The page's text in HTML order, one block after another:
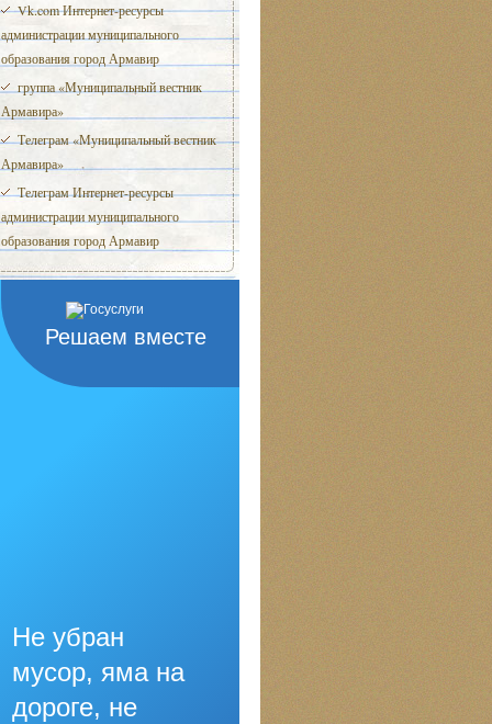
Vk.com Интернет-ресурсы
администрации муниципального
образования город Армавир
группа «Муниципальный вестник
Армавира»
Телеграм «Муниципальный вестник
Армавира»
Телеграм Интернет-ресурсы
администрации муниципального
образования город Армавир
Решаем вместе
Не убран
мусор, яма на
дороге, не